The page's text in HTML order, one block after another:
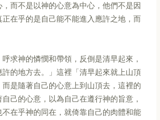
而不是以神的心意為中心，他們不是因
在乎的是自己能不能進入應許之地，而
求神的憐憫和帶領，反倒是清早起來，
的地方去。」這裡「清早起來就上山頂
是隨著自己的心意上到山頂去，這裡的
己的心意，以為自己在遵行神的旨意，
在乎神的同在，就倚靠自己的肉體和能